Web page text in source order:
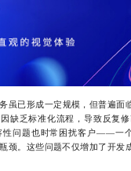
已形成一定规模，但普遍面
缺乏标准化流程，导致反复
性问题也时常困扰客户——一
颈。这些问题不仅增加了开发